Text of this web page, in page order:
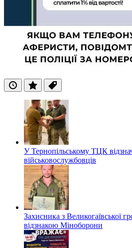
ОстанніПопулярні
Теги
У Тернопільському ТЦК
військовослужбовців
Захисника з Великогаївської
відзнакою Міноборони